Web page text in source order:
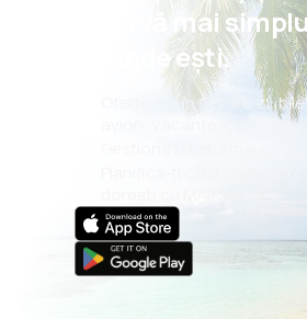
rezervă mai
oriunde ești.
Oferte noi în fiecare zi:
avion, vacanțe, city
Planifică-ți călătoriile așa